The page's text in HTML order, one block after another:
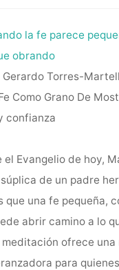
la fe parece
obrando
Gerardo Torres-Martell
Como Grano De
confianza
Evangelio de hoy,
de un padre
que una fe pequeña,
abrir camino a lo
meditación ofrece una
para